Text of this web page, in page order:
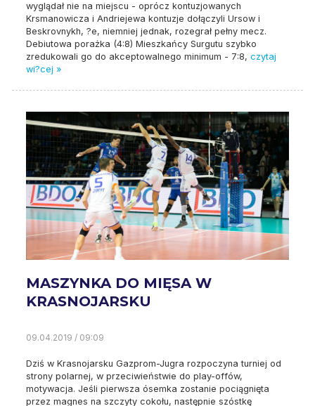
wyglądał nie na miejscu - oprócz kontuzjowanych
Krsmanowicza i Andriejewa kontuzje dołączyli Ursow i
Beskrovnykh, ?e, niemniej jednak, rozegrał pełny mecz.
Debiutowa porażka (4:8) Mieszkańcy Surgutu szybko
zredukowali go do akceptowalnego minimum - 7:8, czytaj
wi?cej »
MASZYNKA DO MIĘSA W
KRASNOJARSKU
09.04.2019 / 09:09
Dziś w Krasnojarsku Gazprom-Jugra rozpoczyna turniej od
strony polarnej, w przeciwieństwie do play-offów,
motywacja. Jeśli pierwsza ósemka zostanie pociągnięta
przez magnes na szczyty cokołu, następnie szóstkę